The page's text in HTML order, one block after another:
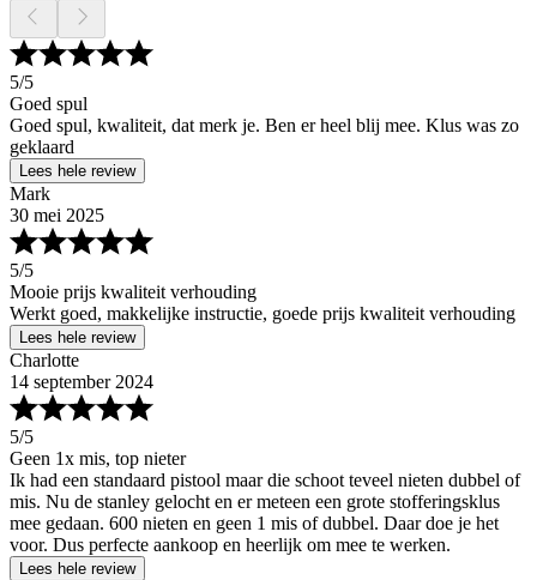
5/5
Goed spul
Goed spul, kwaliteit, dat merk je. Ben er heel blij mee. Klus was zo
geklaard
Lees hele review
Mark
30 mei 2025
5/5
Mooie prijs kwaliteit verhouding
Werkt goed, makkelijke instructie, goede prijs kwaliteit verhouding
Lees hele review
Charlotte
14 september 2024
5/5
Geen 1x mis, top nieter
Ik had een standaard pistool maar die schoot teveel nieten dubbel of
mis. Nu de stanley gelocht en er meteen een grote stofferingsklus
mee gedaan. 600 nieten en geen 1 mis of dubbel. Daar doe je het
voor. Dus perfecte aankoop en heerlijk om mee te werken.
Lees hele review